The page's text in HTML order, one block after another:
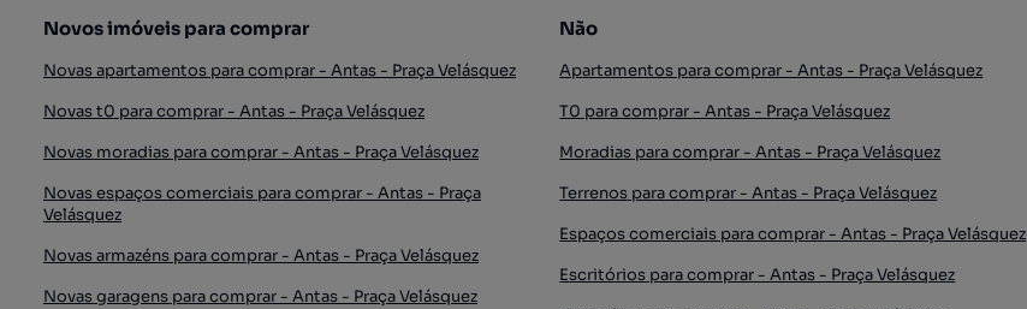
Novos imóveis para comprar
Novas apartamentos para comprar - Antas - Praça Velásquez
Novas t0 para comprar - Antas - Praça Velásquez
Novas moradias para comprar - Antas - Praça Velásquez
Novas espaços comerciais para comprar - Antas - Praça
Velásquez
Novas armazéns para comprar - Antas - Praça Velásquez
Novas garagens para comprar - Antas - Praça Velásquez
Não
Apartamentos para comprar - Antas - Praça Velásquez
T0 para comprar - Antas - Praça Velásquez
Moradias para comprar - Antas - Praça Velásquez
Terrenos para comprar - Antas - Praça Velásquez
Espaços comerciais para comprar - Antas - Praça Velásquez
Escritórios para comprar - Antas - Praça Velásquez